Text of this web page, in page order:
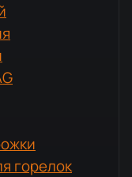
горелок